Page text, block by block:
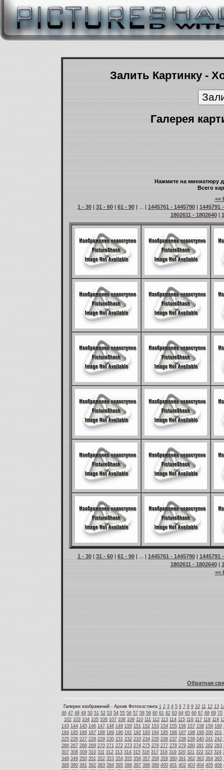
Залить Картинку -
Галерея
Нажмите на миниатюру
Всего
<<
1 - 30| 31 - 60| 61 - 90| ... | 1445761 - 1445790| 1445791
1802611 - 1802640|
1 - 30| 31 - 60| 61 - 90| ... | 1445761 - 1445790| 1445791
1802611 - 1802640|
<<
Обратная
Галереи изображений - Архив Фотохостинга 1 2 3 4 5 6 7 8 9 10 11 12 13
46 47 48 49 50 51 52 53 54 55 56 57 58 59 60 61 62 63 64 65 66 67 68 69 70
102 103 104 105 106 107 108 109 110 111 112 113 114 115 116 117 118 119
143 144 145 146 147 148 149 150 151 152 153 154 155 156 157 158 159 160
184 185 186 187 188 189 190 191 192 193 194 195 196 197 198 199 200 201
225 226 227 228 229 230 231 232 233 234 235 236 237 238 239 240 241 242
266 267 268 269 270 271 272 273 274 275 276 277 278 279 280 281 282 283
307 308 309 310 311 312 313 314 315 316 317 318 319 320 321 322 323 324
348 349 350 351 352 353 354 355 356 357 358 359 360 361 362 363 364 365
389 390 391 392 393 394 395 396 397 398 399 400 401 402 403 404 405 406